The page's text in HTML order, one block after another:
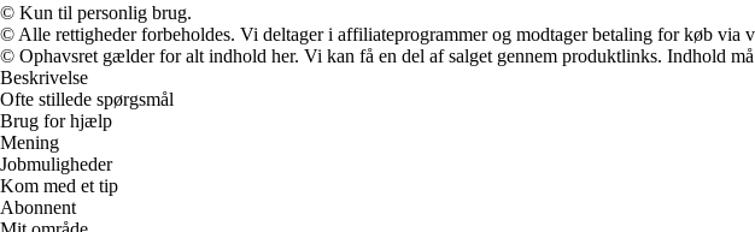
© Kun til personlig brug.
© Alle rettigheder forbeholdes. Vi deltager i affiliateprogrammer og modtager betaling for køb via
© Ophavsret gælder for alt indhold her. Vi kan få en del af salget gennem produktlinks. Indhold
Beskrivelse
Ofte stillede spørgsmål
Brug for hjælp
Mening
Jobmuligheder
Kom med et tip
Abonnent